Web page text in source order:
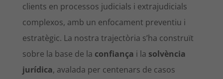
clients en processos judicials i extrajudicials
complexos, amb un enfocament preventiu i
estratègic. La nostra trajectòria s’ha construït
sobre la base de la confiança i la solvència
jurídica, avalada per centenars de casos